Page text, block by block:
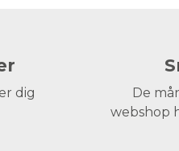
dig
De
webshop